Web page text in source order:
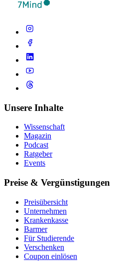
Unsere Inhalte
Wissenschaft
Magazin
Podcast
Ratgeber
Events
Preise & Vergünstigungen
Preisübersicht
Unternehmen
Krankenkasse
Barmer
Für Studierende
Ver­schen­ken
Coupon einlösen